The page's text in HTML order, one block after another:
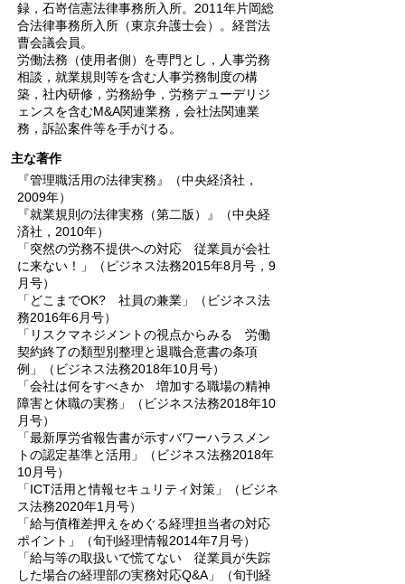
録，石嵜信憲法律事務所入所。2011年片岡総
合法律事務所入所（東京弁護士会）。経営法
曹会議会員。
労働法務（使用者側）を専門とし，人事労務
相談，就業規則等を含む人事労務制度の構
築，社内研修，労務紛争，労務デューデリジ
ェンスを含むM&A関連業務，会社法関連業
務，訴訟案件等を手がける。
主な著作
『管理職活用の法律実務』（中央経済社，
2009年）
『就業規則の法律実務（第二版）』（中央経
済社，2010年）
「突然の労務不提供への対応 従業員が会社
に来ない！」（ピジネス法務2015年8月号，9
月号）
「どこまでOK? 社員の兼業」（ビジネス法
務2016年6月号）
「リスクマネジメントの視点からみる 労働
契約終了の類型別整理と退職合意書の条項
例」（ビジネス法務2018年10月号）
「会社は何をすべきか 増加する職場の精神
障害と休職の実務」（ビジネス法務2018年10
月号）
「最新厚労省報告書が示すバワーハラスメン
トの認定基準と活用」（ビジネス法務2018年
10月号）
「ICT活用と情報セキュリティ対策」（ビジネ
ス法務2020年1月号）
「給与債権差押えをめぐる経理担当者の対応
ポイント」（旬刊経理情報2014年7月号）
「給与等の取扱いで慌てない 従業員が失踪
した場合の経理部の実務対応Q&A」（旬刊経